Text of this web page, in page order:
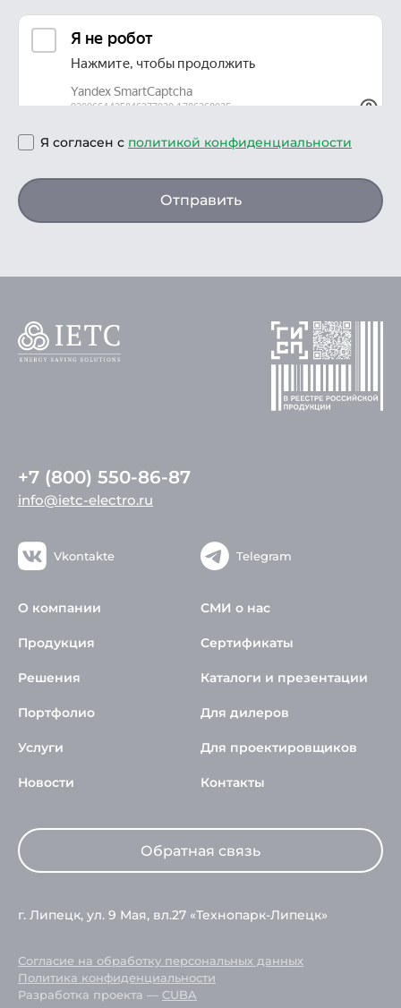
Я согласен с политикой конфиденциальности
Отправить
+7 (800) 550-86-87
info@ietc-electro.ru
Vkontakte Telegram
О компании
Продукция
Решения
Портфолио
Услуги
Новости
СМИ о нас
Сертификаты
Каталоги и презентации
Для дилеров
Для проектировщиков
Контакты
Обратная связь
г. Липецк, ул. 9 Мая, вл.27 «Технопарк-Липецк»
Согласие на обработку персональных данных
Политика конфиденциальности
Разработка проекта — CUBA